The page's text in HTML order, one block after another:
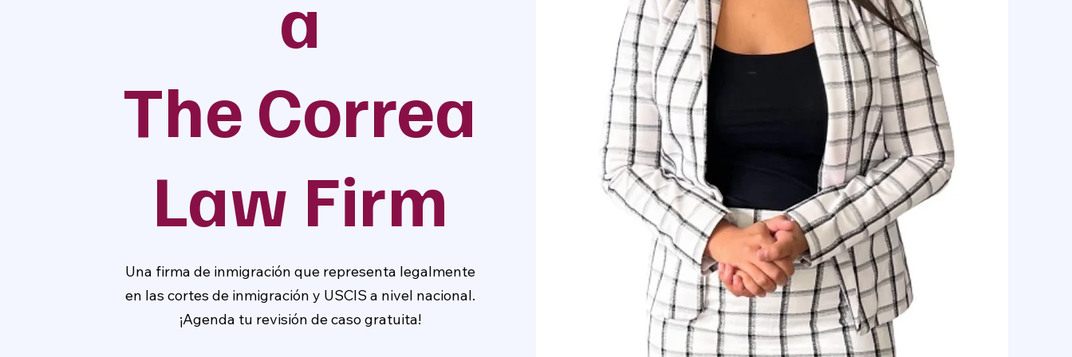
a
The Correa
Law Firm
Una firma de inmigración que representa legalmente
en las cortes de inmigración y USCIS a nivel nacional.
¡Agenda tu revisión de caso gratuita!